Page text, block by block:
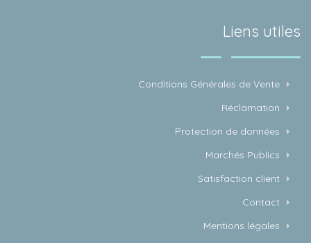
Liens utiles
Conditions Générales de Vente
Réclamation
Protection de données
Marchés Publics
Satisfaction client
Contact
Mentions légales